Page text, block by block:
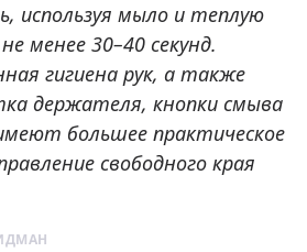
используя мыло и теплую
менее 30–40 секунд.
гигиена рук, а также
держателя, кнопки смыва
большее практическое
свободного края